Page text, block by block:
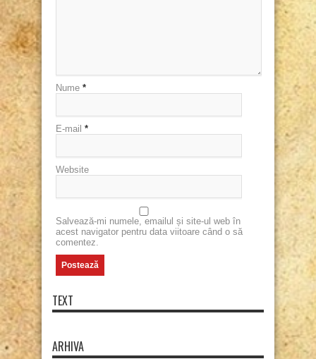
Nume *
E-mail *
Website
Salvează-mi numele, emailul și site-ul web în
acest navigator pentru data viitoare când o să
comentez.
TEXT
ARHIVA